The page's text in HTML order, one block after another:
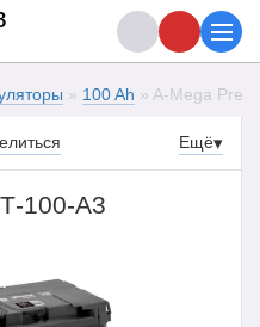
» 100 Ah » A-Mega
Ещё▾
100-А3